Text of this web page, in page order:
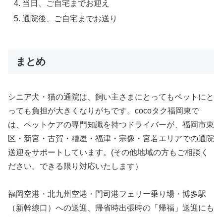
当日、ご自宅までお迎え
通院後、ご自宅までお送り
まとめ
シニア犬・猫の通院は、飼い主さまにとってもペットにと
っても負担が大きくなりがちです。cocoタク福岡東で
は、ペットケアの専門知識を持つドライバーが、福岡市東
区・新宮・古賀・糟屋・福津・宗像・宮若エリアでの通院
送迎をサポートしています。(その他地域の方もご相談く
ださい。できる限り対応いたします）
福岡空港・北九州空港・門司港フェリー乗り場・博多駅
（新幹線口）への送迎、帰省時出張時の「帰福」送迎にも